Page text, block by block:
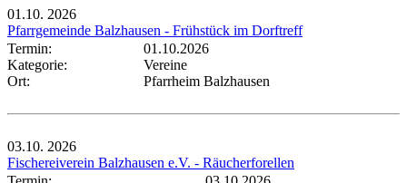
01.10. 2026
Pfarrgemeinde Balzhausen - Frühstück im Dorftreff
Termin:
01.10.2026
Kategorie:
Vereine
Ort:
Pfarrheim Balzhausen
03.10. 2026
Fischereiverein Balzhausen e.V. - Räucherforellen